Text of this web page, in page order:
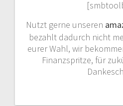
Nutzt gerne unseren
bezahlt dadurch nicht
eurer Wahl, wir
Finanzspritze, für